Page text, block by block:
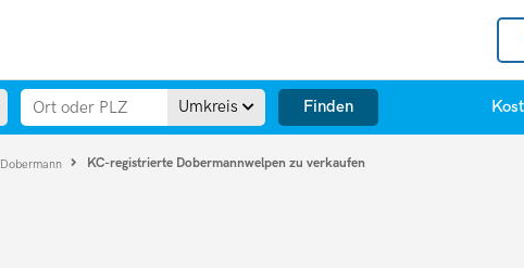
Umkreis Finden
Dobermann KC-registrierte Dobermannwelpen zu verkaufen